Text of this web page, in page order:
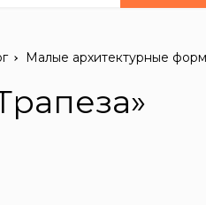
Малые архитектурные